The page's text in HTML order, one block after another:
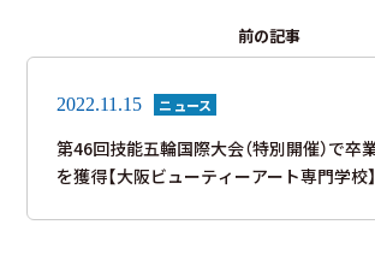
前の記事
2022.11.15 ニュース
第46回技能五輪国際大会（特別開催）で卒
を獲得【大阪ビューティーアート専門学校】